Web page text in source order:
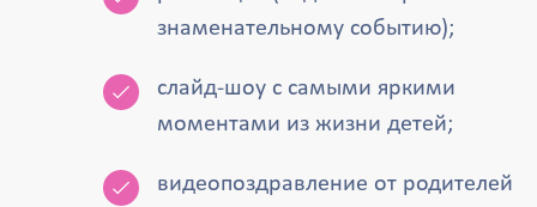
знаменательному событию);
слайд-шоу с самыми яркими
моментами из жизни детей;
видеопоздравление от родителей